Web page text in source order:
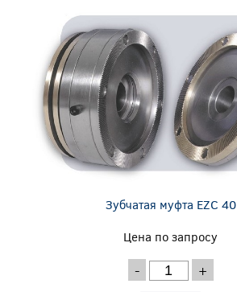
Зубчатая муфта EZС 40
Цена по запросу
- +